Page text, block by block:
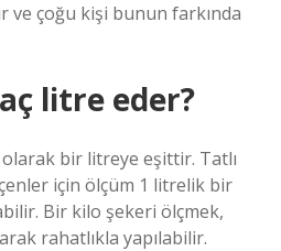
ve çoğu kişi bunun farkında
litre eder?
bir litreye eşittir. Tatlı
için ölçüm 1 litrelik bir
Bir kilo şekeri ölçmek,
rahatlıkla yapılabilir.